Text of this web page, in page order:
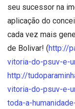
seu sucessor na
aplicação do
cada vez mais
de Bolivar! (http://
vitoria-do-psuv-e-
http://
vitoria-do-psuv-e-
toda-a-